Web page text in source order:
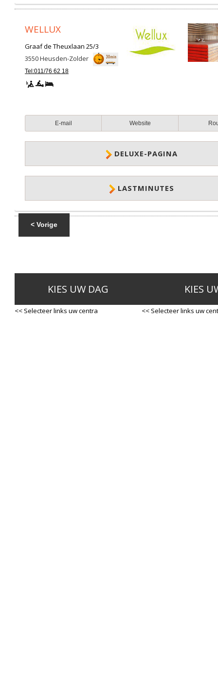
WELLUX
Graaf de Theuxlaan 25/3
3550Heusden-Zolder
Tel:011/76 62 18
E-mail Website
DELUXE-PAGINA
LASTMINUTES
< Vorige
KIES UW DAG
<< Selecteer links uw centra
KIES
<< Selecteer links uw